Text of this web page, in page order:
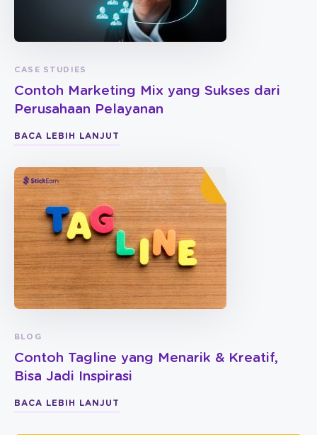
CASE STUDIES
Contoh Marketing Mix yang Sukses dari
Perusahaan Pelayanan
BACA LEBIH LANJUT
BLOG
Contoh Tagline yang Menarik & Kreatif,
Bisa Jadi Inspirasi
BACA LEBIH LANJUT